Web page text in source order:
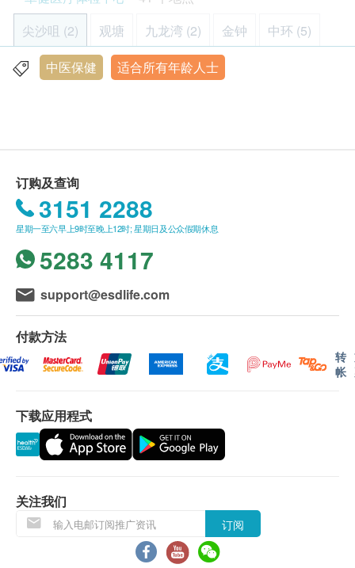
理，按个人体质和症状， 望闻问切，辨症论治，选择
合适的穴位敷贴治疗，有助 舒筋活络，行气止痛， 达
致防病治病的功效，适合治疗各种痛症如肩颈痛、颈
椎病、腰痛、 坐骨神经痛、肩周炎、 四肢关节痛、
产品只适用于以下卓健中医诊所(购买后需直接致电诊
所预约)：
港岛区
铜锣湾-屈臣氏:
铜锣湾恩平道44-48号恩平中心屈臣氏2楼电话:
2893 3272
中环:
香港中环皇后大道中
5511
金钟:
话: 2861 0333
鲗鱼涌:
鲗鱼涌英皇道979号太古坊濠丰大厦304室电话:
九龙区
太子:
旺角荔枝角道85号德丰大厦地下电话: 2380 3313
邮以确认身份。
体格检查计划只适用於18岁或以上人士。
体格检查计划不适用於星期日及公众假期。
眼科检查计划不适用于星期六，星期日及公众假
进行健康检查后，一般情况下，需大概7-14个工作
天跟进检查报告，工作天不包括星期六、日及公众
假期。 轮侯报告讲解时间会因应不同情况 (如个别
化验项目所需时间或客人指明特定时段)而有所延
长。
订购一经确认，不设更改已订购的计划，转让给第
叁者及／或退款。
如有争议，健康网购health.ESDlife保留最後决定
所有体格检查并非作为医务诊断或治疗用途。
卓健医疗体检中心 - 预防疫苗（流感疫苗 除外）：
确认客户成功付款後，卓健医疗服务有限公司将於
3个工作天的办公时间内，致电客户预约疫苗注射
Whatsapp
客户必须于预约当天出示身份证及订购确认信或电
预防疫苗产品有效期为6个月，客户必须於6个月内
尖沙咀 (2)
观塘 九龙湾 (2) 金钟 中环 (5)
则鱼涌 (2) 沙田 (4) 屯门 (2)
九龙尖沙咀汉口道 28 号亚太中心 6 楼 608 - 613 室
显示地图
星期一至五︰8:30a.m. – 1:00p.m.; 2:00p.m. – 5:30p.m.
星期六︰8:30a.m. – 1:00p.m.
港铁九龙站机场快綫抵站大堂L2,KOW83商铺
显示地图
星期六︰9:00a.m. – 1:00p.m.
星期日及公众假期︰休息
中医保健 适合所有年龄人士
订购及查询
3151 2288
星期一至六早上9时至晚上12时; 星期日及公众假期休息
5283 4117
support@esdlife.com
付款方法
转
帐
下载应用程式
关注我们
订阅